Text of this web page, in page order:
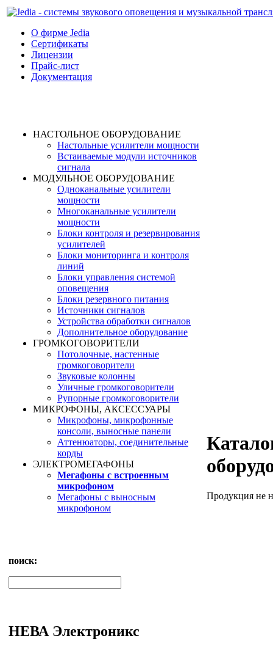
О фирме Jedia
Cертификаты
Лицензии
Прайс-лист
Документация
НАСТОЛЬНОЕ ОБОРУДОВАНИЕ
Настольные усилители мощности
Встаиваемые модули источников
сигнала
МОДУЛЬНОЕ ОБОРУДОВАНИЕ
Одноканальные усилители
мощности
Многоканальные усилители
мощности
Блоки контроля и резервирования
усилителей
Блоки мониторинга и контроля
линий
Блоки управления системой
оповещения
Блоки резервного питания
Источники сигналов
Устройства обработки сигналов
Дополнительное оборудование
ГРОМКОГОВОРИТЕЛИ
Потолочные, настенные
громкоговорители
Звуковые колонны
Уличные громкоговорители
Рупорные громкоговорители
МИКРОФОНЫ, АКСЕССУАРЫ
Микрофоны, микрофонные
консоли, выносные панели
Аттенюаторы, соединительные
корды
ЭЛЕКТРОМЕГАФОНЫ
Мегафоны с встроенным
микрофоном
Мегафоны с выносным
микрофоном
поиск:
НЕВА Электроникс
Продукция не